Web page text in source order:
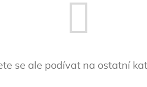
se ale podívat na ostatní